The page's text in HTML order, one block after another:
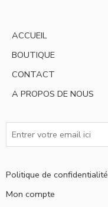
ACCUEIL
BOUTIQUE
CONTACT
A PROPOS DE NOUS
Politique de confidentialité
Mon compte